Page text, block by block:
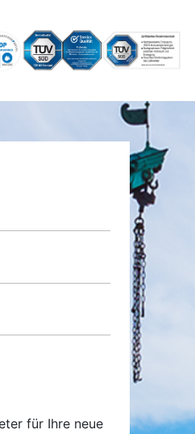
für Ihre neue